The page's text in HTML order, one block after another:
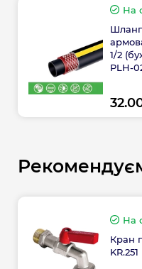
Довжина
Не
Гарантія
Гарантія
На
1/2
PLH-
На
Кран